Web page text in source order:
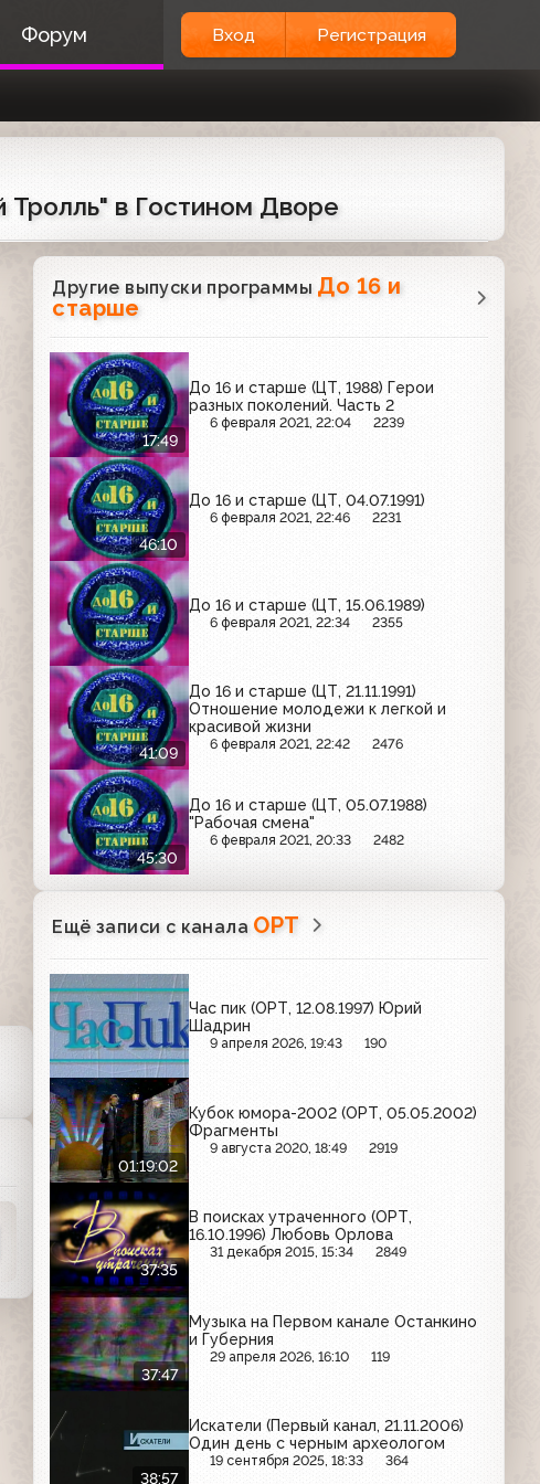
Форум Вход Регистрация
в Гостином Дворе
Другие выпуски программы До 16 и
старше
17:49
До 16 и старше (ЦТ, 1988) Герои
разных поколений. Часть 2
6 февраля 2021, 22:04 2239
46:10
До 16 и старше (ЦТ, 04.07.1991)
6 февраля 2021, 22:46 2231
До 16 и старше (ЦТ, 15.06.1989)
6 февраля 2021, 22:34 2355
41:09
До 16 и старше (ЦТ, 21.11.1991)
Отношение молодежи к легкой и
красивой жизни
6 февраля 2021, 22:42 2476
45:30
До 16 и старше (ЦТ, 05.07.1988)
"Рабочая смена"
6 февраля 2021, 20:33 2482
Ещё записи с канала ОРТ
Час пик (ОРТ, 12.08.1997) Юрий
Шадрин
9 апреля 2026, 19:43 190
01:19:02
Кубок юмора-2002 (ОРТ, 05.05.2002)
Фрагменты
9 августа 2020, 18:49 2919
37:35
В поисках утраченного (ОРТ,
16.10.1996) Любовь Орлова
31 декабря 2015, 15:34 2849
37:47
Музыка на Первом канале Останкино
и Губерния
29 апреля 2026, 16:10 119
38:57
Искатели (Первый канал, 21.11.2006)
Один день с черным археологом
19 сентября 2025, 18:33 364